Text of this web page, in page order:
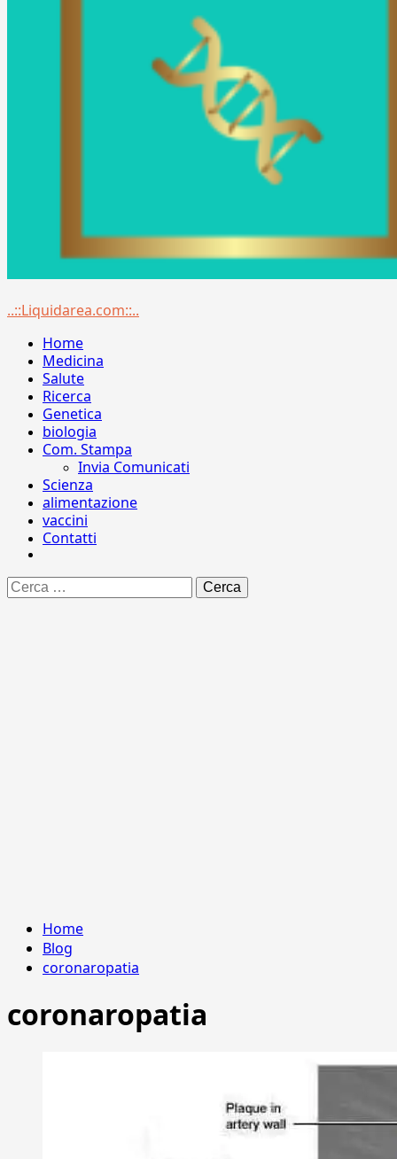
Menu
..::Liquidarea.com::..
Home
Medicina
Salute
Ricerca
Genetica
biologia
Com. Stampa
Invia Comunicati
Scienza
alimentazione
vaccini
Contatti
Ricerca
per:
Home
Blog
coronaropatia
coronaropatia